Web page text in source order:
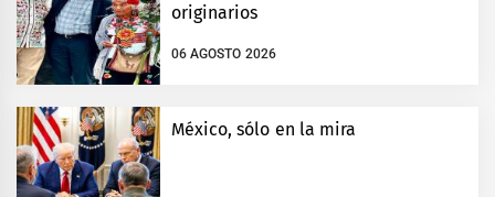
originarios
06 AGOSTO 2026
México, sólo en la mira